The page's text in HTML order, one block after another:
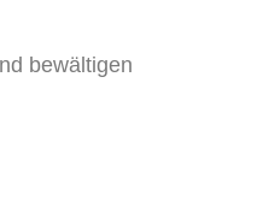
bewältigen